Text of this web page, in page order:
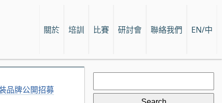
關於 培訓 比賽 研討會 聯絡我們 EN/中
品牌公開招募
Search
for: